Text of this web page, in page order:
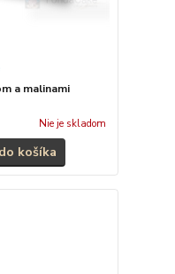
a malinami
Nie je skladom
košíka